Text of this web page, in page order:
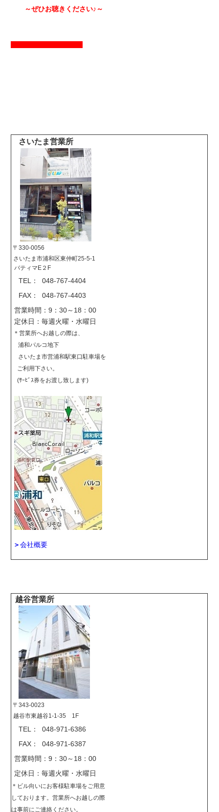
～ぜひお聴きください♪～
さいたま営業所
〒330-0056
さいたま市浦和区東仲町25-5-1
バティマE２F
TEL： 048-767-4404
FAX： 048-767-4403
営業時間：9：30～18：00
定休日：毎週火曜・水曜日
＊営業所へお越しの際は、
浦和パルコ地下
さいたま市営浦和駅東口駐車場を
ご利用下さい。
(ｻｰﾋﾞｽ券をお渡し致します)
＞会社概要
越谷営業所
〒343-0023
越谷市東越谷1-1-35 1F
TEL： 048-971-6386
FAX： 048-971-6387
営業時間：9：30～18：00
定休日：毎週火曜・水曜日
＊ ビル向いにお客様駐車場をご用意
しております。営業所へお越しの際
は事前に ご連絡ください。